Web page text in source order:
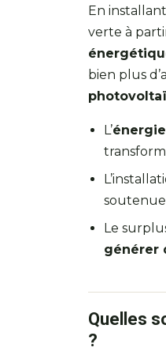
En
verte à
bien plus
L’
soutenue
Le
générer
Quelles
?